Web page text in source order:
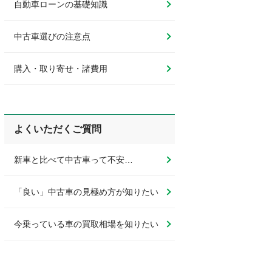
自動車ローンの基礎知識
中古車選びの注意点
購入・取り寄せ・諸費用
よくいただくご質問
新車と比べて中古車って不安…
「良い」中古車の見極め方が知りたい
今乗っている車の買取相場を知りたい